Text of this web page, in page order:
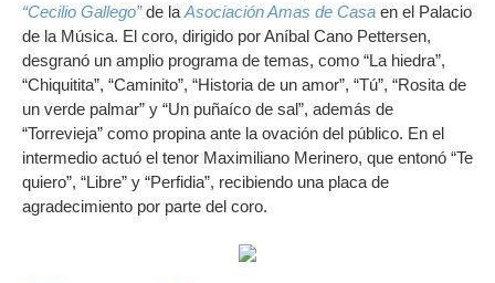
“Cecilio Gallego”de la Asociación Amas de Casaen el Palacio
de la Música. El coro, dirigido por Aníbal Cano Pettersen,
desgranó un amplio programa de temas, como “La hiedra”,
“Chiquitita”, “Caminito”, “Historia de un amor”, “Tú”, “Rosita de
un verde palmar” y “Un puñaíco de sal”, además de
“Torrevieja” como propina ante la ovación del público. En el
intermedio actuó el tenor Maximiliano Merinero, que entonó “Te
quiero”, “Libre” y “Perfidia”, recibiendo una placa de
agradecimiento por parte del coro.